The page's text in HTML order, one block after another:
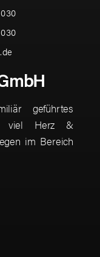
geführtes
viel Herz &
im Bereich